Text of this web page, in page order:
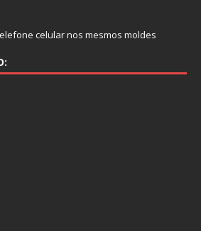
celular nos mesmos moldes